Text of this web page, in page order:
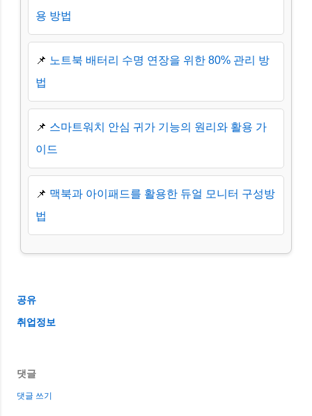
용 방법
📌 노트북 배터리 수명 연장을 위한 80% 관리 방
법
📌 스마트워치 안심 귀가 기능의 원리와 활용 가
이드
📌 맥북과 아이패드를 활용한 듀얼 모니터 구성방
법
공유
취업정보
댓글
댓글 쓰기